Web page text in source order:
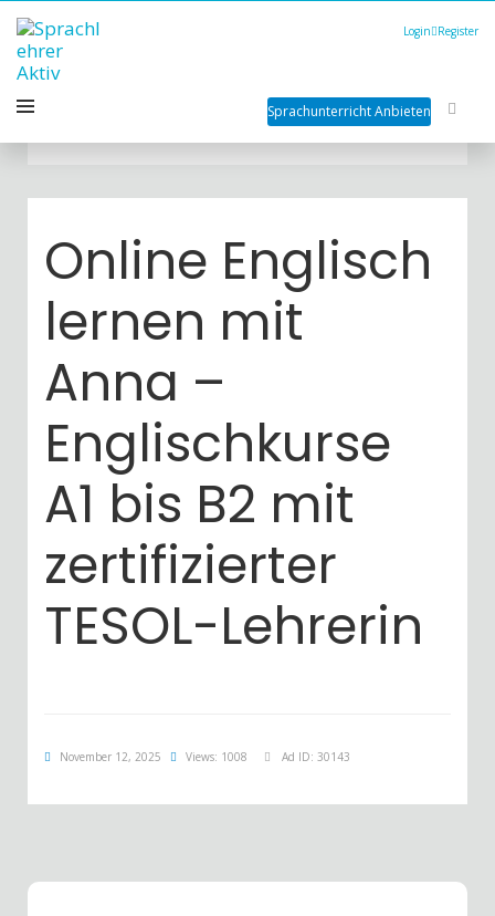
Login Register
Sprachunterricht Anbieten
Online Englisch
lernen mit
Anna –
Englischkurse
A1 bis B2 mit
zertifizierter
TESOL-Lehrerin
November 12, 2025 Views: 1008 Ad ID: 30143